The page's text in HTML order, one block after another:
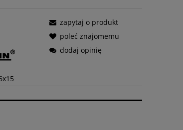
zapytaj o produkt
poleć znajomemu
dodaj opinię